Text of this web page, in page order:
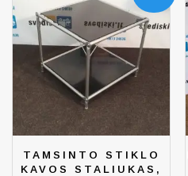
TAMSINTO STIKLO
KAVOS STALIUKAS,